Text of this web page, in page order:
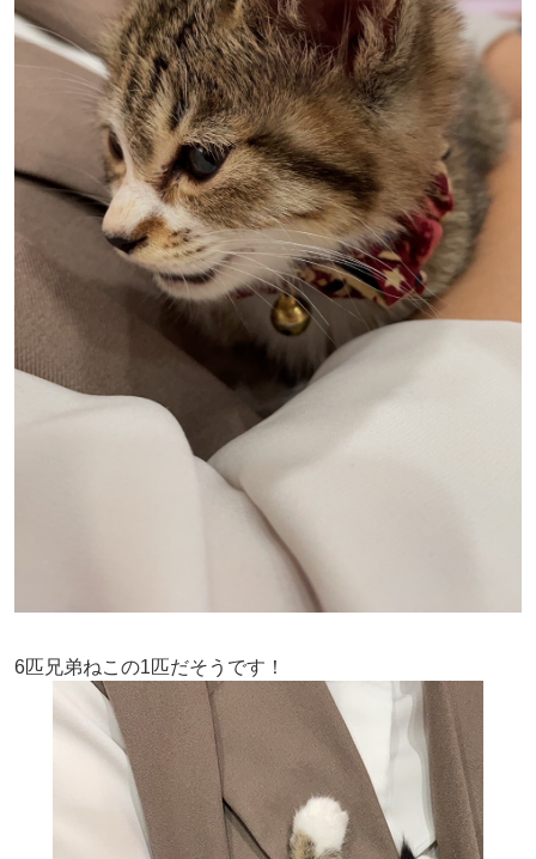
6匹兄弟ねこの1匹だそうです！